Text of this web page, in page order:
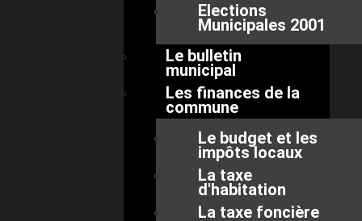
Elections
Municipales 2001
Le bulletin
municipal
Les finances de la
commune
Le budget et les
impôts locaux
La taxe
d'habitation
La taxe foncière